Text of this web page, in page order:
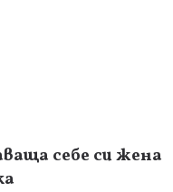
себе си жена